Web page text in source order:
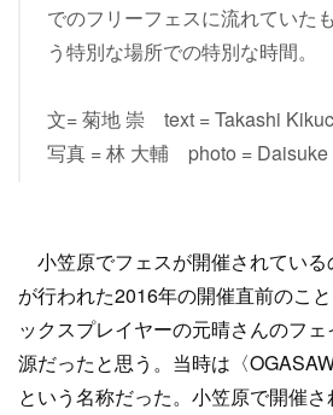
でのフリーフェスに流れていた
う特別な場所での特別な時間。
文= 菊地 崇 text = Takashi
写真 = 林 大輔 photo = Daisuke
小笠原でフェスが開催されてい
が行われた2016年の開催直前のこ
ックスプレイヤーの元晴さんのフ
源だったと思う。当時は〈
という名称だった。小笠原で開催